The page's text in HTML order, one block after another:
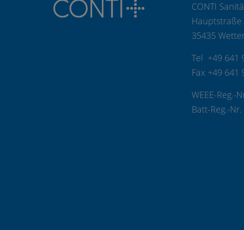
CONTI
Hauptstraße
35435
Tel +49 641
Fax +49 641
WEEE-Reg.-
Batt-Reg.-